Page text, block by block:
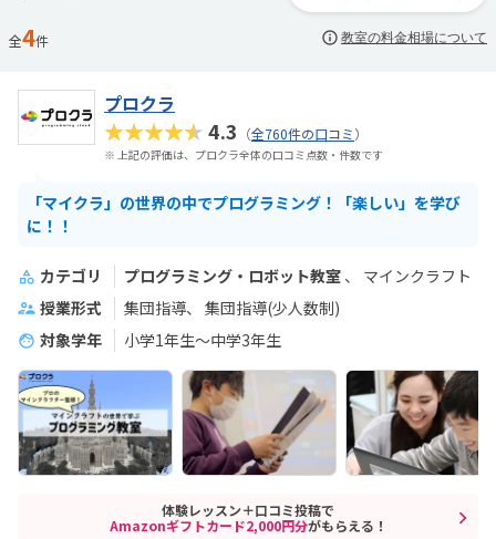
全4件 教室の料金相場について
プロクラ
★★★★★4.3 （全760件の口コミ）
※ 上記の評価は、プロクラ全体の口コミ点数・件数です
「マイクラ」の世界の中でプログラミング！「楽しい」を学び
に！！
カテゴリ プログラミング・ロボット教室
マインクラフト
授業形式
集団指導
集団指導(少人数制)
対象学年
小学1年生～中学3年生
体験レッスン＋口コミ投稿で
Amazonギフトカード2,000円分がもらえる！